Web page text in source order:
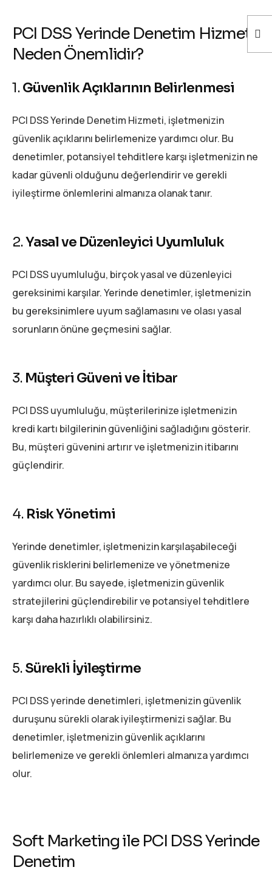
PCI DSS Yerinde Denetim Hizmeti
Neden Önemlidir?
1.Güvenlik Açıklarının Belirlenmesi
PCI DSS Yerinde Denetim Hizmeti, işletmenizin
güvenlik açıklarını belirlemenize yardımcı olur. Bu
denetimler, potansiyel tehditlere karşı işletmenizin ne
kadar güvenli olduğunu değerlendirir ve gerekli
iyileştirme önlemlerini almanıza olanak tanır.
2.Yasal ve Düzenleyici Uyumluluk
PCI DSS uyumluluğu, birçok yasal ve düzenleyici
gereksinimi karşılar. Yerinde denetimler, işletmenizin
bu gereksinimlere uyum sağlamasını ve olası yasal
sorunların önüne geçmesini sağlar.
3. Müşteri Güveni ve İtibar
PCI DSS uyumluluğu, müşterilerinize işletmenizin
kredi kartı bilgilerinin güvenliğini sağladığını gösterir.
Bu, müşteri güvenini artırır ve işletmenizin itibarını
güçlendirir.
4. Risk Yönetimi
Yerinde denetimler, işletmenizin karşılaşabileceği
güvenlik risklerini belirlemenize ve yönetmenize
yardımcı olur. Bu sayede, işletmenizin güvenlik
stratejilerini güçlendirebilir ve potansiyel tehditlere
karşı daha hazırlıklı olabilirsiniz.
5.Sürekli İyileştirme
PCI DSS yerinde denetimleri, işletmenizin güvenlik
duruşunu sürekli olarak iyileştirmenizi sağlar. Bu
denetimler, işletmenizin güvenlik açıklarını
belirlemenize ve gerekli önlemleri almanıza yardımcı
olur.
Soft Marketing ile PCI DSS Yerinde
Denetim